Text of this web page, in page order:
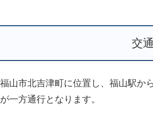
交
山市北吉津町に位置し、福山駅か
一方通行となります。